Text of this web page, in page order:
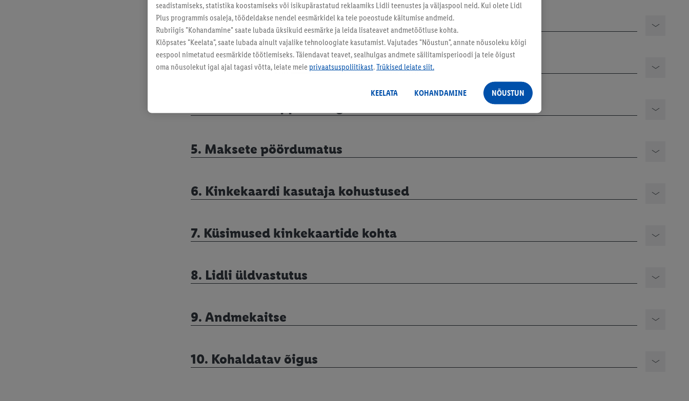
2. Kinkekaardi kasutamine
3. Kinkekaardi kasutustasu
5. Maksete pöördumatus
6. Kinkekaardi kasutaja kohustused
7. Küsimused kinkekaartide kohta
8. Lidli üldvastutus
9. Andmekaitse
10. Kohaldatav õigus
seadistamiseks, statistika koostamiseks või isikupärastatud reklaamiks Lidli teenustes ja väljaspool neid. Kui olete Lidl
Plus programmis osaleja, töödeldakse nendel eesmärkidel ka teie poeostude käitumise andmeid.
Rubriigis "Kohandamine" saate lubada üksikuid eesmärke ja leida lisateavet andmetöötluse kohta.
Klõpsates "Keelata", saate lubada ainult vajalike tehnoloogiate kasutamist. Vajutades "Nõustun", annate nõusoleku kõigi
eespool nimetatud eesmärkide töötlemiseks. Täiendavat teavet, sealhulgas andmete säilitamisperioodi ja teie õigust
oma nõusolekut igal ajal tagasi võtta, leiate meieprivaatsuspoliitikast.Trükised leiate siit.
KEELATA KOHANDAMINE NÕUSTUN